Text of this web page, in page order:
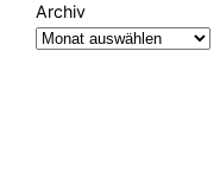
Archiv